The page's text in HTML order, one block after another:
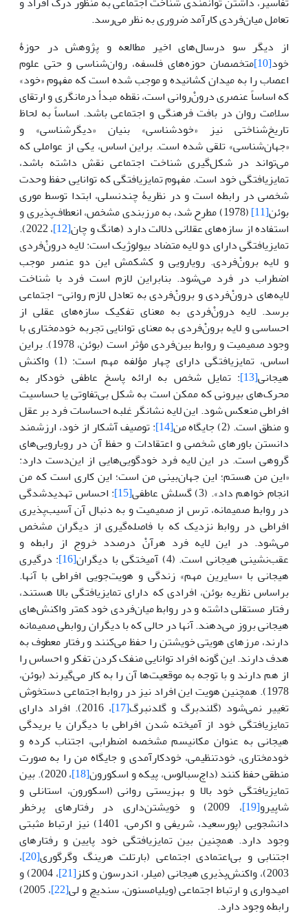
تعامل میان‌فردی کارآمد ضروری به نظر می‌رسد.
از دیگر سو درسال‌های اخیر مطالعه و پژوهش در حوزۀ
خود[10]
متخصصان حوزه‌های فلسفه، روان‌شناسی و حتی علوم
اعصاب را به میدان کشانیده و موجب شده است که مفهوم «خود»
که اساساً عنصری درونْ‌روانی است، نقطه مبدأ درمانگری و ارتقای
سلامت روان در بافت فرهنگی و اجتماعی باشد. اساساً به لحاظ
تاریخ‌شناختی نیز «خودشناسی» بنیان «دیگرشناسی» و
«جهان‌شناسی» تلقی شده است. براین اساس، یکی از عواملی که
می‌تواند در شکل‌گیری شناخت اجتماعی نقش داشته باشد،
تمایزیافتگی خود است. مفهوم تمایزیافتگی که توانایی حفظ وحدت
شخصی در رابطه است و در نظریۀ چندنسلی، ابتدا توسط موری
بوئن[11]
(1978) مطرح شد، به مرزبندی مشخص، انعطاف‌‌پذیری و
استفاده از سازه‌های عقلانی دلالت دارد (هانگ و چان[12]
، 2022).
تمایزیافتگی دارای دو لایه متضاد بیولوژیک است: لایه درونْ‌فردی
و لایه برونْ‌فردی. رویارویی و کشکمش این دو عنصر موجب
اضطراب در فرد می‌شود. بنابراین لازم است فرد با شناخت
لایه‌های درونْ‌فردی و برونْ‌فردی به تعادل لازم روانی- اجتماعی
برسد. لایه درونْ‌فردی به معنای تفکیک سازه‌های عقلی از
احساسی و لایه برونْ‌فردی به معنای توانایی تجربه خودمختاری با
وجود صمیمیت و روابط بین‌فردی مؤثر است (بوئن، 1978). براین
اساس، تمایزیافتگی دارای چهار مؤلفه مهم است: (1) واکنش
هیجانی[13]
: تمایل شخص به ارائه پاسخ عاطفی خودکار به
محرک‌های بیرونی که ممکن است به شکل بی‌تفاوتی یا حساسیت
افراطی منعکس شود. این لایه نشانگر غلبه احساسات فرد بر عقل
و منطق است. (2) جایگاه من
[14]
: توصیف آشکار از خود، ارزشمند
دانستن باورهای شخصی و اعتقادات و حفظ آن در رویارویی‌های
گروهی است. در این لایه فرد خودگویی‌هایی از این‌دست دارد:
«این من هستم؛ این جهان‌بینی من است؛ این کاری است که من
انجام خواهم داد». (3) گسلش عاطفی
[15]
: احساس تهدیدشدگی
در روابط صمیمانه، ترس از صمیمیت و به دنبال آن آسیب‌پذیری
افراطی در روابط نزدیک که با فاصله‌گیری از دیگران مشخص
می‌شود. در این لایه فرد هرآنْ درصدد خروج از رابطه و
عقب‌نشینی هیجانی است. (4) آمیختگی با دیگران
[16]
: درگیری
هیجانی با «سایرین مهم» زندگی و هویت‌جویی افراطی با آنها.
براساس نظریه بوئن، افرادی که دارای تمایزیافتگی بالا هستند،
رفتار مستقلی داشته و در روابط میان‌فردی خود کمتر واکنش‌های
هیجانی بروز می‌دهند. آنها در حالی که با دیگران روابطی صمیمانه
دارند، مرزهای هویتی خویشتن را حفظ می‌کنند و رفتار معطوف به
هدف دارند. این گونه افراد توانایی منفک کردن تفکر و احساس را
از هم دارند و با توجه به موقعیت‌ها آن را به کار می‌گیرند (بوئن،
1978). همچنین هویت این افراد نیز در روابط اجتماعی دستخوش
تغییر نمی‌شود (گلندبرگ و گلدنبرگ[17]
، 2016). افراد دارای
تمایزیافتگی خود از آمیخته شدن افراطی با دیگران یا بریدگی
هیجانی به عنوان مکانیسم مشخصه اضطرابی، اجتناب کرده و
خودمختاری، خودتنظیمی، خودکارآمدی و جایگاه من را به صورت
منطقی حفظ کنند (داچ‌سبالوس، پیکه و اسکورون[18]
، 2020). بین
تمایزیافتگی خود بالا و بهزیستی روانی (اسکورون، استانلی و
شاپیرو[19]
، 2009) و خویشتن‌داری در رفتارهای پرخطر
دانشجویی (پورسعید، شریفی و اکرمی، 1401) نیز ارتباط مثبتی
وجود دارد. همچنین بین تمایزیافتگی خود پایین و رفتارهای
اجتنابی و بی‌اعتمادی اجتماعی (بارتلت هرینگ وگرگوری[20]
،
2003)، واکنش‌پذیری هیجانی (میلر، اندرسون و کلز
[21]
، 2004) و
امیدواری و ارتباط اجتماعی (ویلیامسنون، سندیچ و لی[22]
، 2005)
رابطه وجود دارد.